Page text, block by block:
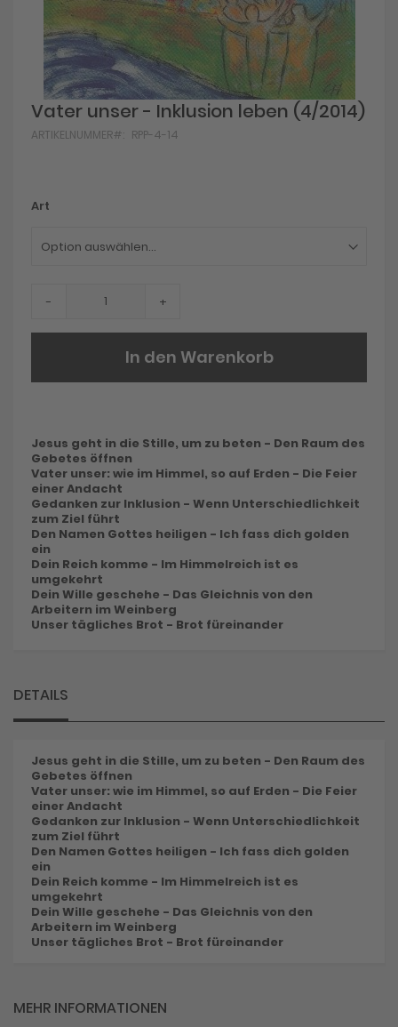
Skip
to
the
gallery
Vater unser - Inklusion leben (4/2014)
ARTIKELNUMMER RPP-4-14
Art
- +
In den Warenkorb
Jesus geht in die Stille, um zu beten - Den Raum des
Gebetes öffnen
Vater unser: wie im Himmel, so auf Erden - Die Feier
einer Andacht
Gedanken zur Inklusion - Wenn Unterschiedlichkeit
zum Ziel führt
Den Namen Gottes heiligen - Ich fass dich golden
ein
Dein Reich komme - Im Himmelreich ist es
umgekehrt
Dein Wille geschehe - Das Gleichnis von den
Arbeitern im Weinberg
Unser tägliches Brot - Brot füreinander
DETAILS
Jesus geht in die Stille, um zu beten - Den Raum des
Gebetes öffnen
Vater unser: wie im Himmel, so auf Erden - Die Feier
einer Andacht
Gedanken zur Inklusion - Wenn Unterschiedlichkeit
zum Ziel führt
Den Namen Gottes heiligen - Ich fass dich golden
ein
Dein Reich komme - Im Himmelreich ist es
umgekehrt
Dein Wille geschehe - Das Gleichnis von den
Arbeitern im Weinberg
Unser tägliches Brot - Brot füreinander
MEHR INFORMATIONEN